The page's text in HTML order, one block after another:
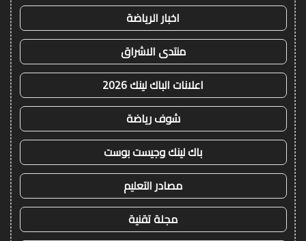
اخبار الرياضة
منتدى الاشراق
اعلانات الباك لينك 2026
شوف رياضة
باك لينك وجيست بوست
مصادر التعليم
مجلة تقنية